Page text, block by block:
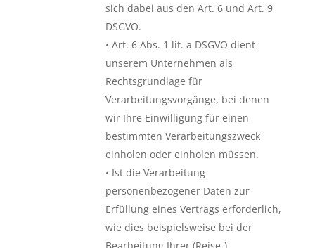
sich dabei aus den Art. 6 und Art. 9
DSGVO.
• Art. 6 Abs. 1 lit. a DSGVO dient
unserem Unternehmen als
Rechtsgrundlage für
Verarbeitungsvorgänge, bei denen
wir Ihre Einwilligung für einen
bestimmten Verarbeitungszweck
einholen oder einholen müssen.
• Ist die Verarbeitung
personenbezogener Daten zur
Erfüllung eines Vertrags erforderlich,
wie dies beispielsweise bei der